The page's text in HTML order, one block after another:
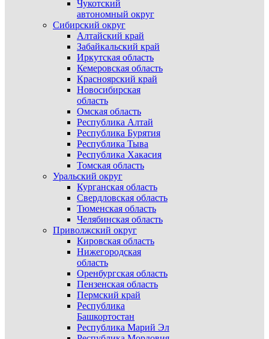
Чукотский
автономный округ
Сибирский округ
Алтайский край
Забайкальский край
Иркутская область
Кемеровская область
Красноярский край
Новосибирская
область
Омская область
Республика Алтай
Республика Бурятия
Республика Тыва
Республика Хакасия
Томская область
Уральский округ
Курганская область
Свердловская область
Тюменская область
Челябинская область
Приволжский округ
Кировская область
Нижегородская
область
Оренбургская область
Пензенская область
Пермский край
Республика
Башкортостан
Республика Марий Эл